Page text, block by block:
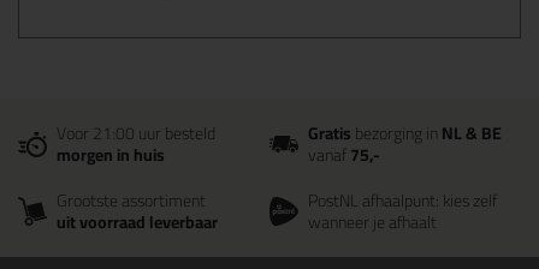
Voor 21:00 uur besteld
morgen in huis
Gratisbezorging inNL & BE
vanaf75,-
Grootste assortiment
uit voorraad leverbaar
PostNL afhaalpunt: kies zelf
wanneer je afhaalt